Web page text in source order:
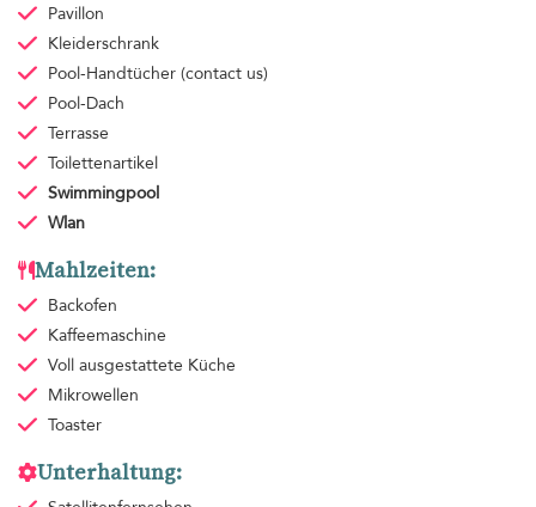
Pavillon
Kleiderschrank
Pool-Handtücher (contact us)
Pool-Dach
Terrasse
Toilettenartikel
Swimmingpool
Wlan
Mahlzeiten:
Backofen
Kaffeemaschine
Voll ausgestattete Küche
Mikrowellen
Toaster
Unterhaltung: